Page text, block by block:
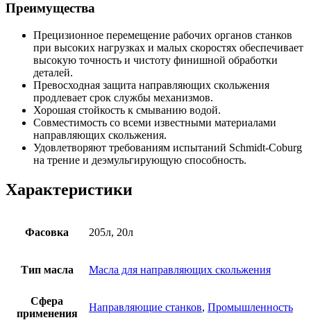
Преимущества
Прецизионное перемещение рабочих органов станков
при высоких нагрузках и малых скоростях обеспечивает
высокую точность и чистоту финишной обработки
деталей.
Превосходная защита направляющих скольжения
продлевает срок службы механизмов.
Хорошая стойкость к смыванию водой.
Совместимость со всеми известными материалами
направляющих скольжения.
Удовлетворяют требованиям испытаний Schmidt-Coburg
на трение и деэмульгирующую способность.
Характеристики
Фасовка 205л, 20л
Тип масла Масла для направляющих скольжения
Сфера
применения
Направляющие станков, Промышленность